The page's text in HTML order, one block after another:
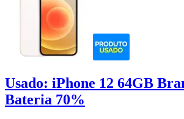
Usado: iPhone 12 64GB
Bateria 70%